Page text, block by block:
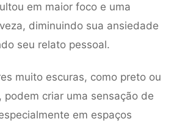
em maior foco e uma
diminuindo sua ansiedade
seu relato pessoal.
muito escuras, como preto ou
podem criar uma sensação de
em espaços